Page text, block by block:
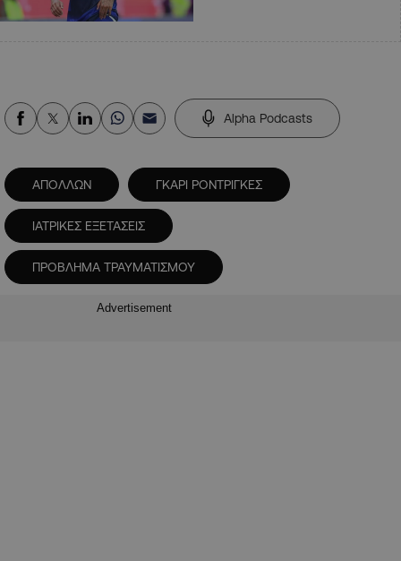
Alpha Podcasts
ΑΠΟΛΛΩΝ ΓΚΑΡΙ ΡΟΝΤΡΙΓΚΕΣ
ΙΑΤΡΙΚΕΣ ΕΞΕΤΑΣΕΙΣ
ΠΡΟΒΛΗΜΑ ΤΡΑΥΜΑΤΙΣΜΟΥ
Advertisement